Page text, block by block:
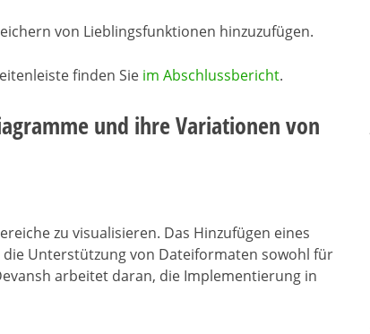
von Lieblingsfunktionen hinzuzufügen.
finden Sie im Abschlussbericht.
und ihre Variationen von
zu visualisieren. Das Hinzufügen eines
Unterstützung von Dateiformaten sowohl für
arbeitet daran, die Implementierung in